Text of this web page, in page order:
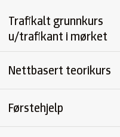
Trafikalt grunnkurs
u/trafikant i mørket
Nettbasert teorikurs
Førstehjelp